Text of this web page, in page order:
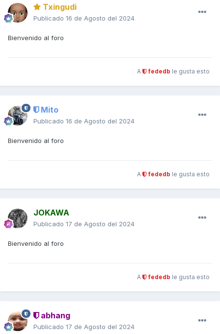
Txingudi
Publicado 16 de Agosto del 2024
Bienvenido al foro
A fededb le gusta esto
Mito
Publicado 16 de Agosto del 2024
Bienvenido al foro
A fededb le gusta esto
JOKAWA
Publicado 17 de Agosto del 2024
Bienvenido al foro
A fededb le gusta esto
abhang
Publicado 17 de Agosto del 2024